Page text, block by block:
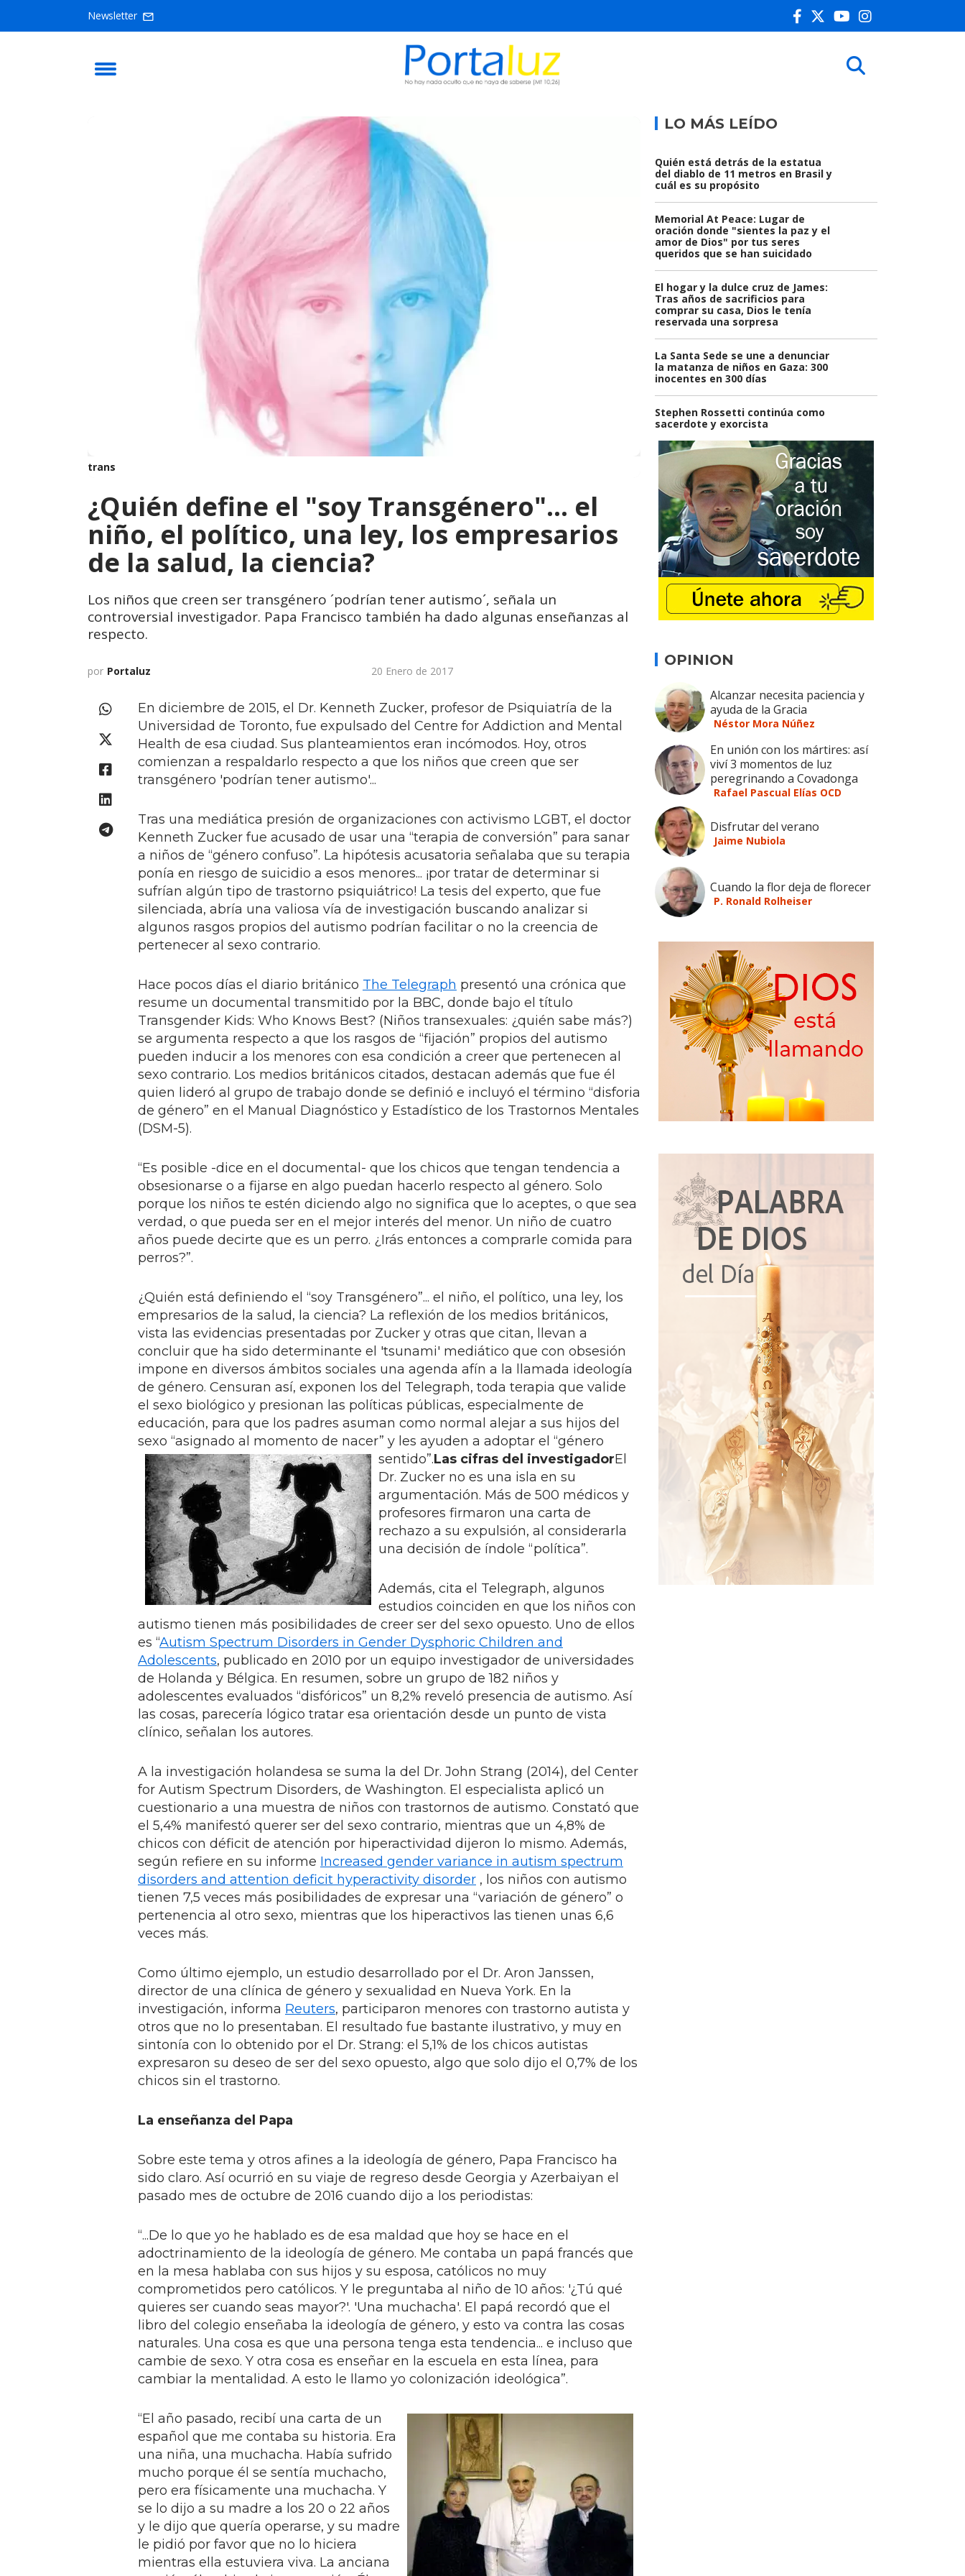
Newsletter
trans
¿Quién define el "soy Transgénero"... el
niño, el político, una ley, los empresarios
de la salud, la ciencia?
Los niños que creen ser transgénero ´podrían tener autismo´, señala un
controversial investigador. Papa Francisco también ha dado algunas enseñanzas al
respecto.
por Portaluz 20 Enero de 2017
En diciembre de 2015, el Dr. Kenneth Zucker, profesor de Psiquiatría de la
Universidad de Toronto, fue expulsado del Centre for Addiction and Mental
Health de esa ciudad. Sus planteamientos eran incómodos. Hoy, otros
comienzan a respaldarlo respecto a que los niños que creen que ser
transgénero 'podrían tener autismo'...
Tras una mediática presión de organizaciones con activismo LGBT, el doctor
Kenneth Zucker fue acusado de usar una “terapia de conversión” para sanar
a niños de “género confuso”. La hipótesis acusatoria señalaba que su terapia
ponía en riesgo de suicidio a esos menores... ¡por tratar de determinar si
sufrían algún tipo de trastorno psiquiátrico! La tesis del experto, que fue
silenciada, abría una valiosa vía de investigación buscando analizar si
algunos rasgos propios del autismo podrían facilitar o no la creencia de
pertenecer al sexo contrario.
Hace pocos días el diario británico The Telegraph presentó una crónica que
resume un documental transmitido por la BBC, donde bajo el título
Transgender Kids: Who Knows Best? (Niños transexuales: ¿quién sabe más?)
se argumenta respecto a que los rasgos de “fijación” propios del autismo
pueden inducir a los menores con esa condición a creer que pertenecen al
sexo contrario. Los medios británicos citados, destacan además que fue él
quien lideró al grupo de trabajo donde se definió e incluyó el término “disforia
de género” en el Manual Diagnóstico y Estadístico de los Trastornos Mentales
(DSM-5).
“Es posible -dice en el documental- que los chicos que tengan tendencia a
obsesionarse o a fijarse en algo puedan hacerlo respecto al género. Solo
porque los niños te estén diciendo algo no significa que lo aceptes, o que sea
verdad, o que pueda ser en el mejor interés del menor. Un niño de cuatro
años puede decirte que es un perro. ¿Irás entonces a comprarle comida para
perros?”.
¿Quién está definiendo el “soy Transgénero”... el niño, el político, una ley, los
empresarios de la salud, la ciencia? La reflexión de los medios británicos,
vista las evidencias presentadas por Zucker y otras que citan, llevan a
concluir que ha sido determinante el 'tsunami' mediático que con obsesión
impone en diversos ámbitos sociales una agenda afín a la llamada ideología
de género. Censuran así, exponen los del Telegraph, toda terapia que valide
el sexo biológico y presionan las políticas públicas, especialmente de
educación, para que los padres asuman como normal alejar a sus hijos del
sexo “asignado al momento de nacer” y les ayuden a adoptar el “género
sentido”.Las cifras del investigadorEl
Dr. Zucker no es una isla en su
argumentación. Más de 500 médicos y
profesores firmaron una carta de
rechazo a su expulsión, al considerarla
una decisión de índole “política”.
Además, cita el Telegraph, algunos
estudios coinciden en que los niños con
autismo tienen más posibilidades de creer ser del sexo opuesto. Uno de ellos
es “Autism Spectrum Disorders in Gender Dysphoric Children and
Adolescents, publicado en 2010 por un equipo investigador de universidades
de Holanda y Bélgica. En resumen, sobre un grupo de 182 niños y
adolescentes evaluados “disfóricos” un 8,2% reveló presencia de autismo. Así
las cosas, parecería lógico tratar esa orientación desde un punto de vista
clínico, señalan los autores.
A la investigación holandesa se suma la del Dr. John Strang (2014), del Center
for Autism Spectrum Disorders, de Washington. El especialista aplicó un
cuestionario a una muestra de niños con trastornos de autismo. Constató que
el 5,4% manifestó querer ser del sexo contrario, mientras que un 4,8% de
chicos con déficit de atención por hiperactividad dijeron lo mismo. Además,
según refiere en su informe Increased gender variance in autism spectrum
disorders and attention deficit hyperactivity disorder , los niños con autismo
tienen 7,5 veces más posibilidades de expresar una “variación de género” o
pertenencia al otro sexo, mientras que los hiperactivos las tienen unas 6,6
veces más.
Como último ejemplo, un estudio desarrollado por el Dr. Aron Janssen,
director de una clínica de género y sexualidad en Nueva York. En la
investigación, informa Reuters, participaron menores con trastorno autista y
otros que no lo presentaban. El resultado fue bastante ilustrativo, y muy en
sintonía con lo obtenido por el Dr. Strang: el 5,1% de los chicos autistas
expresaron su deseo de ser del sexo opuesto, algo que solo dijo el 0,7% de los
chicos sin el trastorno.
La enseñanza del Papa
Sobre este tema y otros afines a la ideología de género, Papa Francisco ha
sido claro. Así ocurrió en su viaje de regreso desde Georgia y Azerbaiyan el
pasado mes de octubre de 2016 cuando dijo a los periodistas:
“...De lo que yo he hablado es de esa maldad que hoy se hace en el
adoctrinamiento de la ideología de género. Me contaba un papá francés que
en la mesa hablaba con sus hijos y su esposa, católicos no muy
comprometidos pero católicos. Y le preguntaba al niño de 10 años: '¿Tú qué
quieres ser cuando seas mayor?'. 'Una muchacha'. El papá recordó que el
libro del colegio enseñaba la ideología de género, y esto va contra las cosas
naturales. Una cosa es que una persona tenga esta tendencia... e incluso que
cambie de sexo. Y otra cosa es enseñar en la escuela en esta línea, para
cambiar la mentalidad. A esto le llamo yo colonización ideológica”.
“El año pasado, recibí una carta de un
español que me contaba su historia. Era
una niña, una muchacha. Había sufrido
mucho porque él se sentía muchacho,
pero era físicamente una muchacha. Y
se lo dijo a su madre a los 20 o 22 años
y le dijo que quería operarse, y su madre
le pidió por favor que no lo hiciera
mientras ella estuviera viva. La anciana
LO MÁS LEÍDO
Quién está detrás de la estatua
del diablo de 11 metros en Brasil y
cuál es su propósito
Memorial At Peace: Lugar de
oración donde "sientes la paz y el
amor de Dios" por tus seres
queridos que se han suicidado
El hogar y la dulce cruz de James:
Tras años de sacrificios para
comprar su casa, Dios le tenía
reservada una sorpresa
La Santa Sede se une a denunciar
la matanza de niños en Gaza: 300
inocentes en 300 días
Stephen Rossetti continúa como
sacerdote y exorcista
OPINION
Alcanzar necesita paciencia y
ayuda de la Gracia
Néstor Mora Núñez
En unión con los mártires: así
viví 3 momentos de luz
peregrinando a Covadonga
Rafael Pascual Elías OCD
Disfrutar del verano
Jaime Nubiola
Cuando la flor deja de florecer
P. Ronald Rolheiser